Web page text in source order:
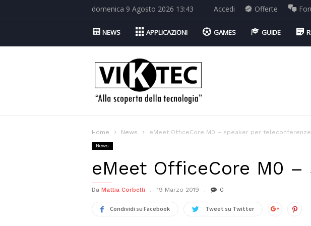
domenica 9 Agosto 2026 13:43 Accedi Offerte
NEWS APPLICAZIONI GAMES GUIDE
Viktec.net
Home News eMeet OfficeCore M0 – speaker per teleconferenze
News
eMeet OfficeCore M0
Da Mattia Corbelli 19 Marzo 2019 0
Condividi su Facebook Tweet su Twitter